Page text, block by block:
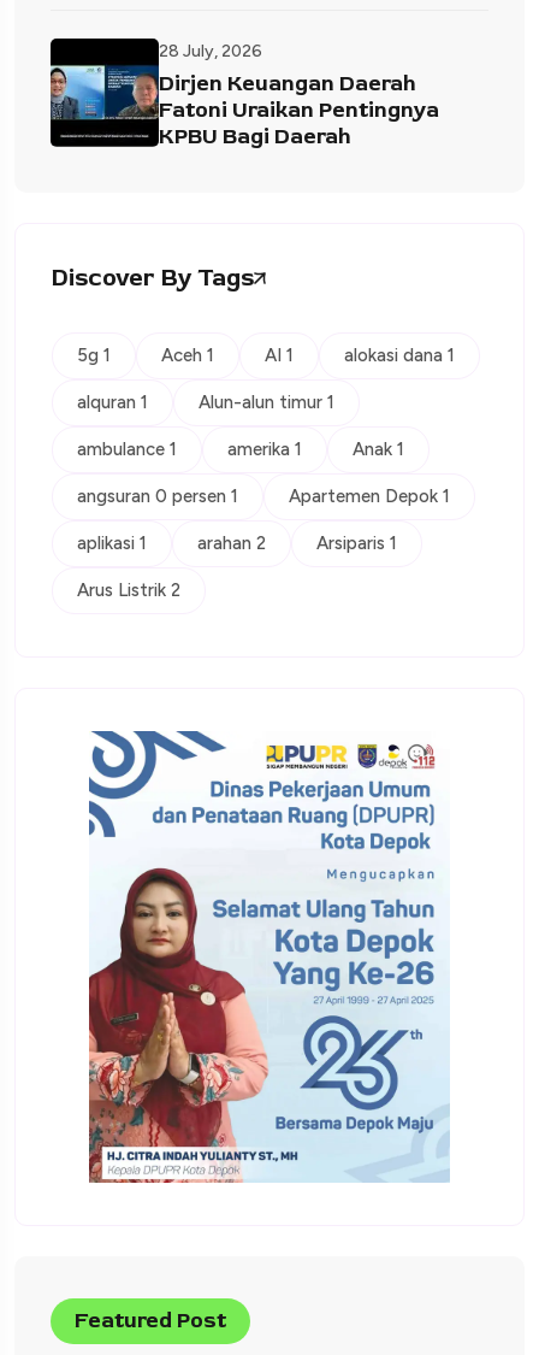
28 July, 2026
Dirjen Keuangan Daerah
Fatoni Uraikan Pentingnya
KPBU Bagi Daerah
Discover By Tags
5g 1 Aceh 1 AI 1 alokasi dana 1
alquran 1 Alun-alun timur 1
ambulance 1 amerika 1 Anak 1
angsuran 0 persen 1 Apartemen Depok 1
aplikasi 1 arahan 2 Arsiparis 1
Arus Listrik 2
Featured Post